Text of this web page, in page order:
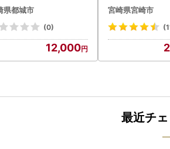
県都城市
(0)
12,000
宮崎県宮崎市
最近チ